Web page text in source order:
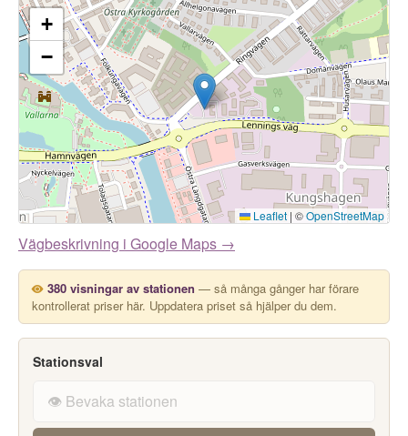
+
−
Leaflet | ©OpenStreetMap
Vägbeskrivning i Google Maps →
380 visningar av stationen — så många gånger har förare
kontrollerat priser här. Uppdatera priset så hjälper du dem.
Stationsval
👁️ Bevaka stationen